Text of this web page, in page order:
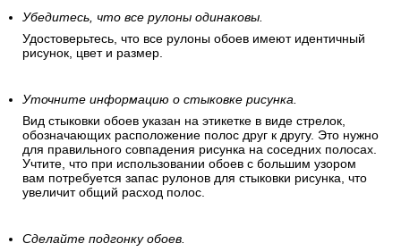
Убедитесь, что все рулоны одинаковы.
Удостоверьтесь, что все рулоны обоев имеют идентичный
рисунок, цвет и размер.
Уточните информацию о стыковке рисунка.
Вид стыковки обоев указан на этикетке в виде стрелок,
обозначающих расположение полос друг к другу. Это нужно
для правильного совпадения рисунка на соседних полосах.
Учтите, что при использовании обоев с большим узором
вам потребуется запас рулонов для стыковки рисунка, что
увеличит общий расход полос.
Сделайте подгонку обоев.